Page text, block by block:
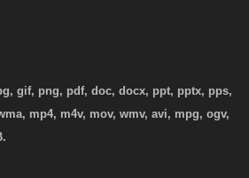
gif, png, pdf, doc, docx, ppt, pptx, pps,
mp4, m4v, mov, wmv, avi, mpg, ogv,